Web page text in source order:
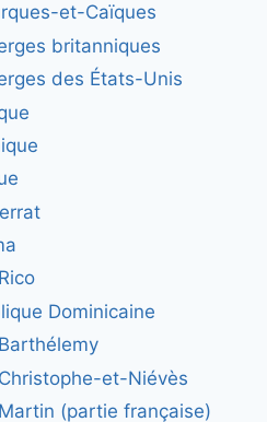
et-Caïques
britanniques
des États-Unis
Dominicaine
et-Niévès
(partie française)